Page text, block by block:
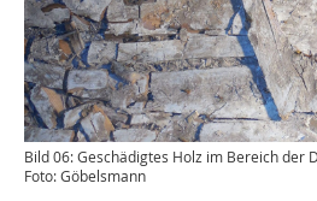
Bild 06: Geschädigtes Holz im Bereich der
Foto: Göbelsmann